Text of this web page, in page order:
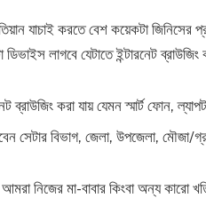
যাচাই করতে বেশ কয়েকটা
লাগবে যেটাতে ইন্টারনেট ব্রাউজিং
ব্রাউজিং করা যায় যেমন স্মার্ট ফোন,
সেটার বিভাগ, জেলা, উপজেলা, মৌজা/
নিজের মা-বাবার কিংবা অন্য কারো